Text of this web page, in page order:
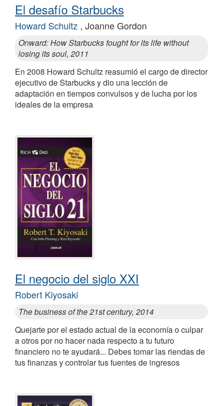
El desafío Starbucks
Howard Schultz , Joanne Gordon
Onward: How Starbucks fought for its life without
losing its soul, 2011
En 2008 Howard Schultz reasumió el cargo de director
ejecutivo de Starbucks y dio una lección de
adaptación en tiempos convulsos y de lucha por los
ideales de la empresa
El negocio del siglo XXI
Robert Kiyosaki
The business of the 21st century, 2014
Quejarte por el estado actual de la economía o culpar
a otros por no hacer nada respecto a tu futuro
financiero no te ayudará... Debes tomar las riendas de
tus finanzas y controlar tus fuentes de ingresos